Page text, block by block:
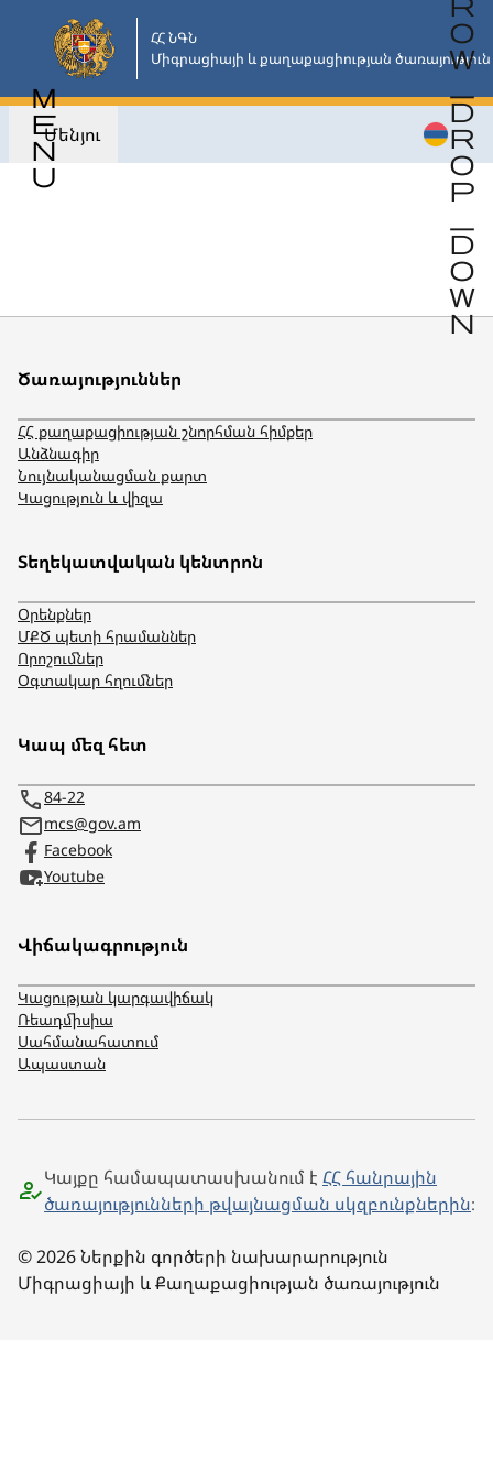
հիմնական
բովանդակությանը
ՀՀ ՆԳՆ
Միգրացիայի և քաղաքացիության ծառայություն
Մենյու
Ծառայություններ
ՀՀ քաղաքացիության շնորհման հիմքեր
Անձնագիր
Նույնականացման քարտ
Կացություն և վիզա
Տեղեկատվական կենտրոն
Օրենքներ
ՄՔԾ պետի հրամաններ
Որոշումներ
Օգտակար հղումներ
Կապ մեզ հետ
84-22
mcs@gov.am
Facebook
Youtube
Վիճակագրություն
Կացության կարգավիճակ
Ռեադմիսիա
Սահմանահատում
Ապաստան
Կայքը համապատասխանում է ՀՀ հանրային
ծառայությունների թվայնացման սկզբունքներին։
© 2026 Ներքին գործերի նախարարություն
Միգրացիայի և Քաղաքացիության ծառայություն